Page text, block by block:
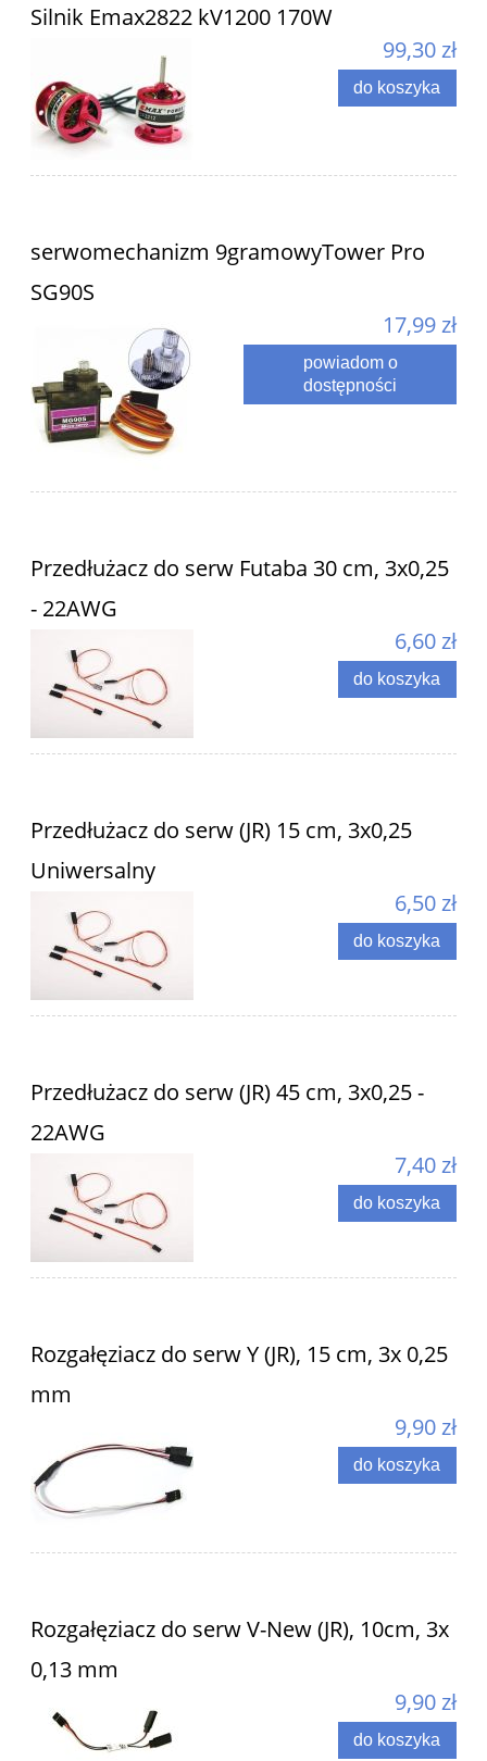
Silnik Emax2822 kV1200 170W
99,30 zł
do koszyka
serwomechanizm 9gramowyTower Pro
SG90S
17,99 zł
powiadom o
dostępności
Przedłużacz do serw Futaba 30 cm, 3x0,25
- 22AWG
6,60 zł
do koszyka
Przedłużacz do serw (JR) 15 cm, 3x0,25
Uniwersalny
6,50 zł
do koszyka
Przedłużacz do serw (JR) 45 cm, 3x0,25 -
22AWG
7,40 zł
do koszyka
Rozgałęziacz do serw Y (JR), 15 cm, 3x 0,25
mm
9,90 zł
do koszyka
Rozgałęziacz do serw V-New (JR), 10cm, 3x
0,13 mm
9,90 zł
do koszyka